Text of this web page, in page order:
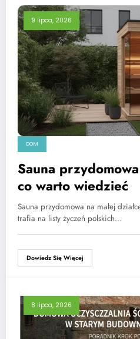
9 lipca, 2026
DOM
Sauna
co warto wiedzieć
Sauna przydomowa na małej
trafia na listy życzeń polskich…
Dowiedz Się Więcej
8 lipca, 2026